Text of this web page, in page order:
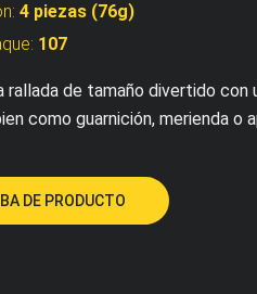
4 piezas (76g)
107
de tamaño divertido con
como guarnición, merienda o
DE PRODUCTO